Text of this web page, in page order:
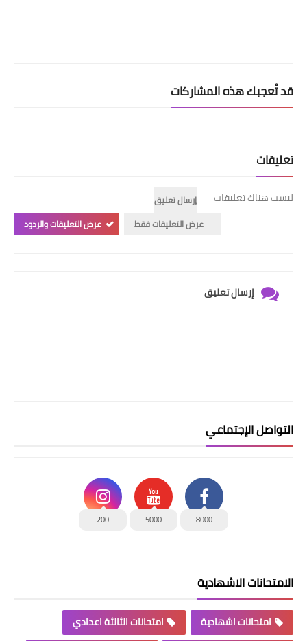
قد تُعجبك هذه المشاركات
تعليقات
ليست هناك تعليقات
إرسال تعليق
عرض التعليقات فقط
عرض التعليقات والردود
إرسال تعليق
التواصل الإجتماعي
8000
5000
200
الامتحانات الاشهادية
امتحانات اشهادية
امتحانات الثالثة اعدادي